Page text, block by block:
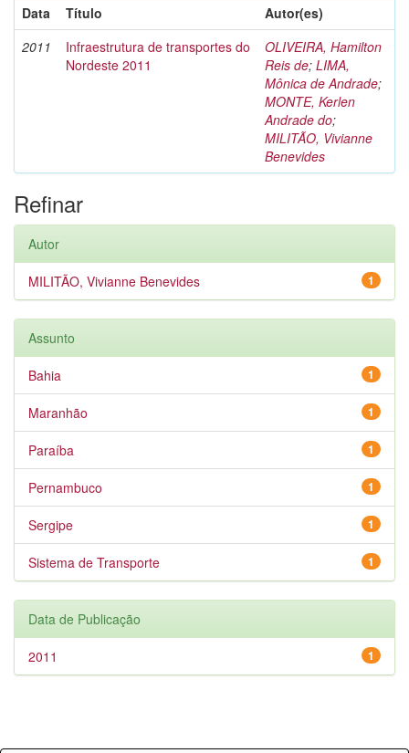
Data
Título
Autor(es)
2011
Infraestrutura de transportes do
Nordeste 2011
OLIVEIRA, Hamilton
Reis de; LIMA,
Mônica de Andrade;
MONTE, Kerlen
Andrade do;
MILITÃO, Vivianne
Benevides
Refinar
Autor
1
MILITÃO, Vivianne Benevides
Assunto
1
Bahia
1
Maranhão
1
Paraíba
1
Pernambuco
1
Sergipe
1
Sistema de Transporte
Data de Publicação
1
2011